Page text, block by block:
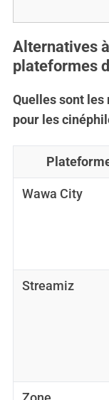
Alternatives
plateformes
Quelles sont
pour les
Wawa City
Streamiz